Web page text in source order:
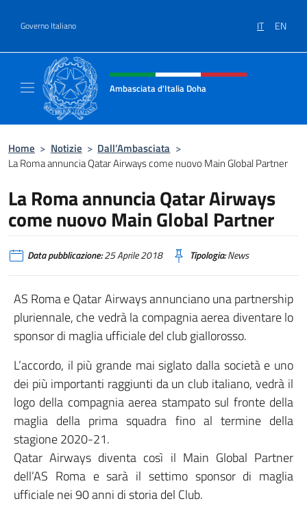
Governo Italiano IT EN
Intestazione sito, social e menù
Ambasciata d'Italia Doha
Home > Notizie > Dall’Ambasciata >
La Roma annuncia Qatar Airways come nuovo Main Global Partner
La Roma annuncia Qatar Airways
come nuovo Main Global Partner
Data pubblicazione:25 Aprile 2018 Tipologia:News
AS Roma e Qatar Airways annunciano una partnership
pluriennale, che vedrà la compagnia aerea diventare lo
sponsor di maglia ufficiale del club giallorosso.
L’accordo, il più grande mai siglato dalla società e uno
dei più importanti raggiunti da un club italiano, vedrà il
logo della compagnia aerea stampato sul fronte della
maglia della prima squadra fino al termine della
stagione 2020-21.
Qatar Airways diventa così il Main Global Partner
dell’AS Roma e sarà il settimo sponsor di maglia
ufficiale nei 90 anni di storia del Club.